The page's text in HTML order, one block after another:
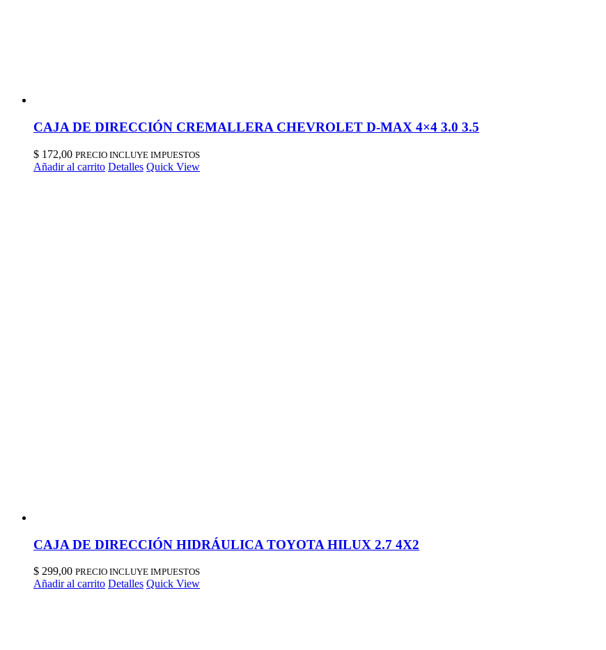
CAJA DE DIRECCIÓN CREMALLERA CHEVROLET D-MAX 4×4 3.0 3.5
$ 172,00 PRECIO INCLUYE IMPUESTOS
Añadir al carrito Detalles Quick View
CAJA DE DIRECCIÓN HIDRÁULICA TOYOTA HILUX 2.7 4X2
$ 299,00 PRECIO INCLUYE IMPUESTOS
Añadir al carrito Detalles Quick View